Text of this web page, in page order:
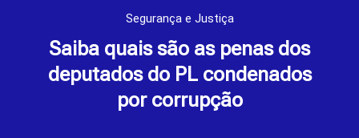
Segurança e Justiça
Saiba quais são as penas dos
deputados do PL condenados
por corrupção